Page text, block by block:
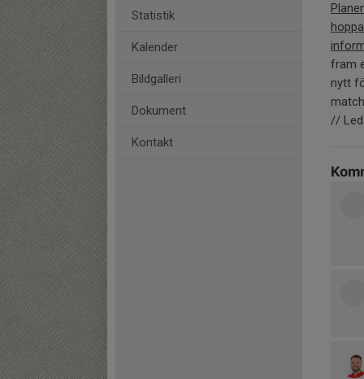
Statistik
Kalender
Bildgalleri
Dokument
Kontakt
fram
nytt
//